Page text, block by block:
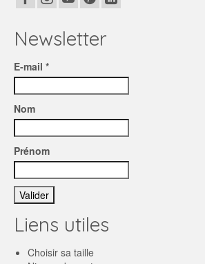
Newsletter
E-mail *
Nom
Prénom
Liens utiles
Choisir sa taille